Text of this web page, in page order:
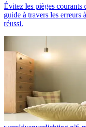
Évitez les pièges courants
guide à travers les erreurs
réussi.